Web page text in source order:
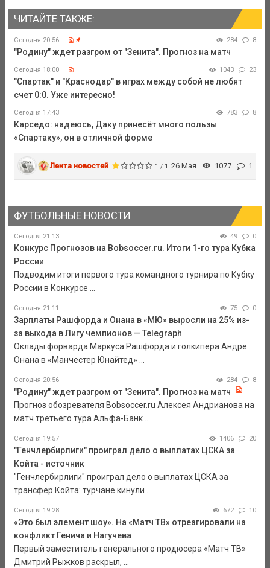
ЧИТАЙТЕ ТАКЖЕ:
Сегодня 20:56 284 8
"Родину" ждет разгром от "Зенита". Прогноз на матч
Сегодня 18:00 1043 23
"Спартак" и "Краснодар" в играх между собой не любят
счет 0:0. Уже интересно!
Сегодня 17:43 783 8
Карседо: надеюсь, Даку принесёт много пользы
«Спартаку», он в отличной форме
Лента новостей 1 / 1 26 Мая 1077 1
ФУТБОЛЬНЫЕ НОВОСТИ
Сегодня 21:13 49 0
Конкурс Прогнозов на Bobsoccer.ru. Итоги 1-го тура Кубка
России
Подводим итоги первого тура командного турнира по Кубку
России в Конкурсе ...
Сегодня 21:11 75 0
Зарплаты Рашфорда и Онана в «МЮ» выросли на 25% из-
за выхода в Лигу чемпионов — Telegraph
Оклады форварда Маркуса Рашфорда и голкипера Андре
Онана в «Манчестер Юнайтед» ...
Сегодня 20:56 284 8
"Родину" ждет разгром от "Зенита". Прогноз на матч
Прогноз обозревателя Bobsoccer.ru Алексея Андрианова на
матч третьего тура Альфа-Банк ...
Сегодня 19:57 1406 20
"Генчлербирлиги" проиграл дело о выплатах ЦСКА за
Койта - источник
"Генчлербирлиги" проиграл дело о выплатах ЦСКА за
трансфер Койта: турчане кинули ...
Сегодня 19:28 672 10
«Это был элемент шоу». На «Матч ТВ» отреагировали на
конфликт Генича и Нагучева
Первый заместитель генерального продюсера «Матч ТВ»
Дмитрий Рыжков раскрыл, ...